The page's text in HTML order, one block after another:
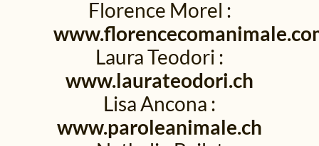
Florence Morel :
Laura Teodori :
www.laurateodori.ch
Lisa Ancona :
www.paroleanimale.ch